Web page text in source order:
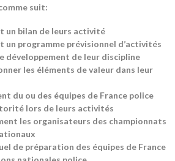
suit:
un bilan de leurs activité
un programme prévisionnel d’activités
développement de leur discipline
les éléments de valeur dans leur
du ou des équipes de France police
lors de leurs activités
les organisateurs des championnats
de préparation des équipes de France